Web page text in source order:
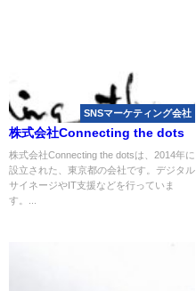
SNSマーケティング会社
株式会社Connecting the dots
株式会社Connecting the dotsは、2014年に
設立された、東京都の会社です。デジタル
サイネージやIT支援などを行っていま
す。...